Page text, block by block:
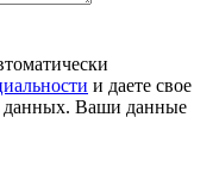
и даете свое
данных. Ваши данные